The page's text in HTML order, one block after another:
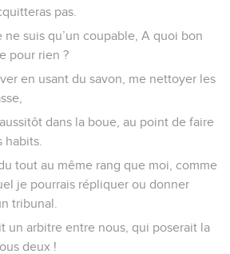
pas.
suis qu’un coupable, A quoi bon
pour rien ?
en usant du savon, me nettoyer les
dans la boue, au point de faire
habits.
tout au même rang que moi, comme
je pourrais répliquer ou donner
tribunal.
un arbitre entre nous, qui poserait la
deux !